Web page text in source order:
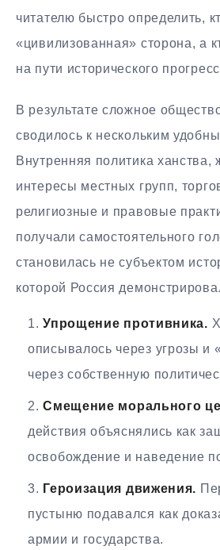
читателю быстро определить,
«цивилизованная» сторона, а
на пути исторического
В результате сложное
сводилось к нескольким
Внутренняя политика ханства,
интересы местных групп,
религиозные и правовые
получали самостоятельного
становилась не субъектом
которой Россия
Упрощение противника.
описывалось через угрозы и
через собственную
Смещение морального
действия объяснялись как
освобождение и наведение
Героизация движения.
пустыню подавался как
армии и государства.